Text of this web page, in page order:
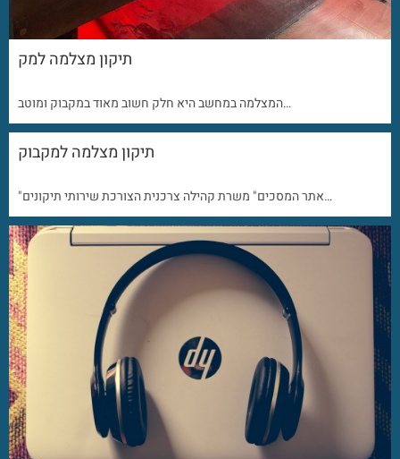
תיקון מצלמה למק
המצלמה במחשב היא חלק חשוב מאוד במקבוק ומוטב…
תיקון מצלמה למקבוק
"אתר המסכים" משרת קהילה צרכנית הצורכת שירותי תיקונים…